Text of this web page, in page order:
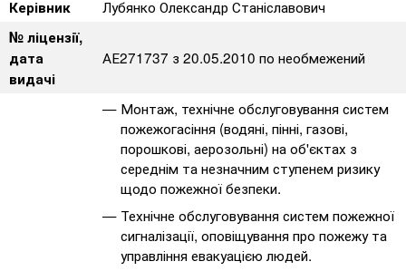
Керівник
Лубянко Олександр Станіславович
№ ліцензії,
дата
видачі
АЕ271737 з 20.05.2010 по необмежений
Монтаж, технічне обслуговування систем
пожежогасіння (водяні, пінні, газові,
порошкові, аерозольні) на об'єктах з
середнім та незначним ступенем ризику
щодо пожежної безпеки.
Технічне обслуговування систем пожежної
сигналізації, оповіщування про пожежу та
управління евакуацією людей.